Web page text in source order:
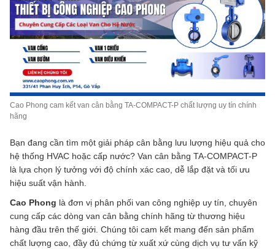
Cao Phong cam kết van cân bằng TA-COMPACT-P chất lượng uy tín chính
hãng
Bạn đang cần tìm một giải pháp cân bằng lưu lượng hiệu quả cho
hệ thống HVAC hoặc cấp nước? Van cân bằng TA-COMPACT-P
là lựa chọn lý tưởng với độ chính xác cao, dễ lắp đặt và tối ưu
hiệu suất vận hành.
Cao Phong là đơn vị phân phối van công nghiệp uy tín, chuyên
cung cấp các dòng van cân bằng chính hãng từ thương hiệu
hàng đầu trên thế giới. Chúng tôi cam kết mang đến sản phẩm
chất lượng cao, đầy đủ chứng từ xuất xứ cùng dịch vụ tư vấn kỹ